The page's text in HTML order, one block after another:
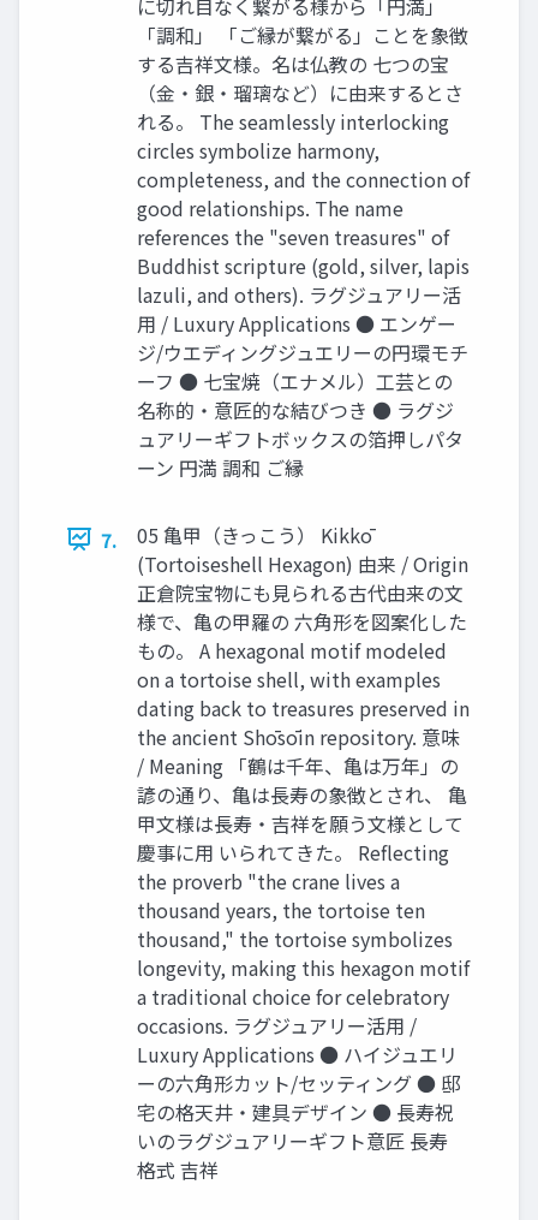
に切れ目なく繋がる様から「円満」
「調和」 「ご縁が繋がる」ことを象徴
する吉祥文様。名は仏教の 七つの宝
（金・銀・瑠璃など）に由来するとさ
れる。 The seamlessly interlocking
circles symbolize harmony,
completeness, and the connection of
good relationships. The name
references the "seven treasures" of
Buddhist scripture (gold, silver, lapis
lazuli, and others). ラグジュアリー活
用 / Luxury Applications ● エンゲー
ジ/ウエディングジュエリーの円環モチ
ーフ ● 七宝焼（エナメル）工芸との
名称的・意匠的な結びつき ● ラグジ
ュアリーギフトボックスの箔押しパタ
ーン 円満 調和 ご縁
7.
05 亀甲（きっこう） Kikkō
(Tortoiseshell Hexagon) 由来 / Origin
正倉院宝物にも見られる古代由来の文
様で、亀の甲羅の 六角形を図案化した
もの。 A hexagonal motif modeled
on a tortoise shell, with examples
dating back to treasures preserved in
the ancient Shōsōin repository. 意味
/ Meaning 「鶴は千年、亀は万年」の
諺の通り、亀は長寿の象徴とされ、 亀
甲文様は長寿・吉祥を願う文様として
慶事に用 いられてきた。 Reflecting
the proverb "the crane lives a
thousand years, the tortoise ten
thousand," the tortoise symbolizes
longevity, making this hexagon motif
a traditional choice for celebratory
occasions. ラグジュアリー活用 /
Luxury Applications ● ハイジュエリ
ーの六角形カット/セッティング ● 邸
宅の格天井・建具デザイン ● 長寿祝
いのラグジュアリーギフト意匠 長寿
格式 吉祥